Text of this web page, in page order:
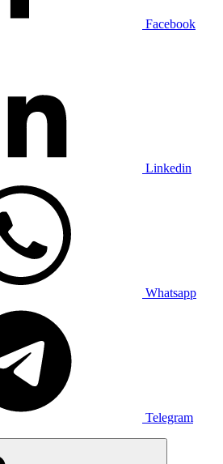
Facebook
Linkedin
Whatsapp
Telegram